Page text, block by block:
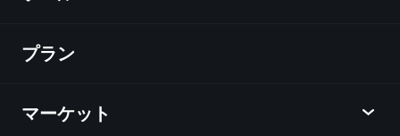
ディスカバー
チャート
プラン
マーケット